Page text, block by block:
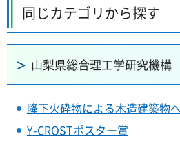
同じカテゴリから探す
山梨県総合理工学研究機構
降下火砕物による木造建築物
Y-CROSTポスター賞